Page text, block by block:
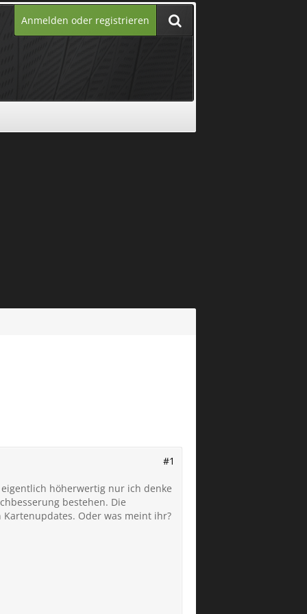
Anmelden oder registrieren
#1
höherwertig nur ich denke
bestehen. Die
Oder was meint ihr?